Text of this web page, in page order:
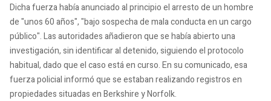
Dicha fuerza había anunciado al principio el arresto de un hombre
de "unos 60 años", "bajo sospecha de mala conducta en un cargo
público". Las autoridades añadieron que se había abierto una
investigación, sin identificar al detenido, siguiendo el protocolo
habitual, dado que el caso está en curso. En su comunicado, esa
fuerza policial informó que se estaban realizando registros en
propiedades situadas en Berkshire y Norfolk.